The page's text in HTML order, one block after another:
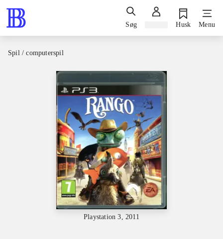
Søg Husk Menu
Spil / computerspil
Playstation 3, 2011